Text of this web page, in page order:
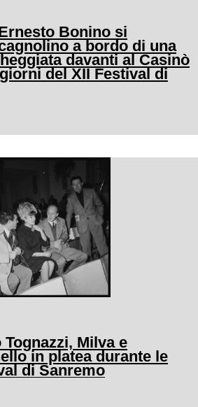
Bonino si
a bordo di una
davanti al Casinò
del XII Festival di
Milva e
in platea durante le
di Sanremo